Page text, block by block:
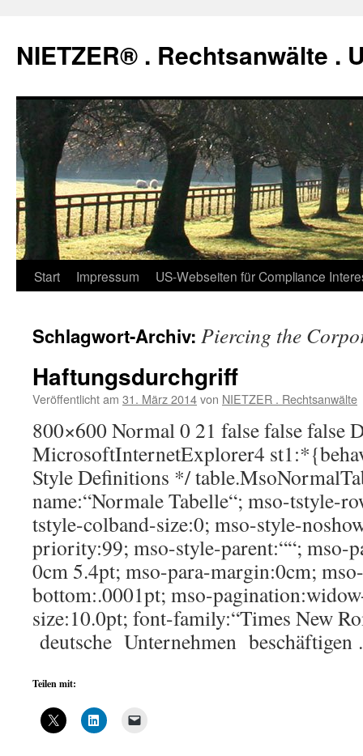
springen
NIETZER® . Rechtsanwälte .
Start Impressum US-Webseiten für Compliance
Schlagwort-Archiv: Piercing the
Haftungsdurchgriff
Veröffentlicht am 31. März 2014von NIETZER . Rechtsanwälte
800×600 Normal 0 21 false false false
MicrosoftInternetExplorer4
Style Definitions */
name:“Normale Tabelle“; mso-tstyle-
tstyle-colband-size:0; mso-style-
priority:99; mso-style-parent:““; mso-
0cm 5.4pt; mso-para-margin:0cm;
bottom:.0001pt; mso-
size:10.0pt; font-family:“Times New
deutsche Unternehmen
Teilen mit: